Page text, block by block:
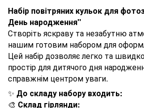
Набір повітряних кульок для
День народження"
Створіть яскраву та незабутню
нашим готовим набором для
Цей набір дозволяє легко та
простір для дитячого дня
справжнім центром уваги.
✨ До складу набору входить:
🎨 Склад гірлянди: